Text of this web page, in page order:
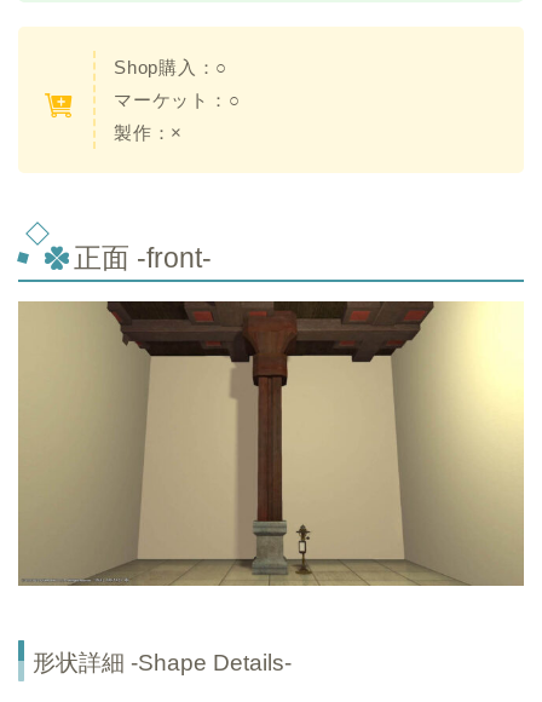
Shop購入：○
マーケット：○
製作：×
正面 -front-
形状詳細 -Shape Details-